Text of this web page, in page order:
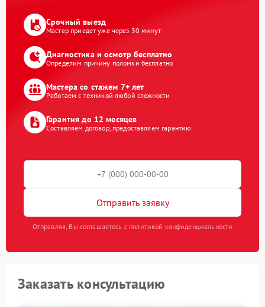
Срочный выезд
Мастер приедет уже через 30 минут
Диагностика и осмотр бесплатно
Определим причину поломки бесплатно
Мастера со стажем 7+ лет
Работаем с техникой любой сложности
Гарантия до 12 месяцев
Составляем договор, предоставляем гарантию
Отправить заявку
Отправляя, Вы соглашаетесь с политикой конфиденциальности
Заказать консультацию